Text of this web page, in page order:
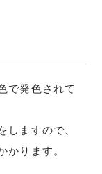
で発色されて
しますので、
かります。